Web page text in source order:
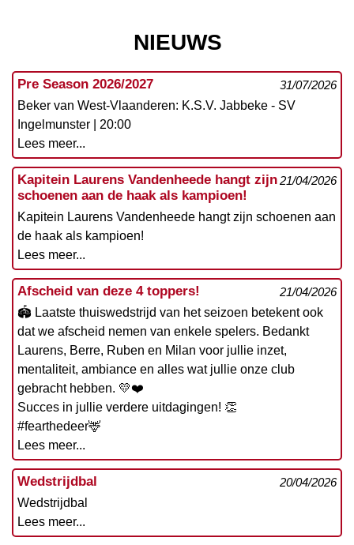
NIEUWS
Pre Season 2026/2027
31/07/2026
Beker van West-Vlaanderen: K.S.V. Jabbeke - SV
Ingelmunster | 20:00
Lees meer...
Kapitein Laurens Vandenheede hangt zijn
schoenen aan de haak als kampioen!
21/04/2026
Kapitein Laurens Vandenheede hangt zijn schoenen aan
de haak als kampioen!
Lees meer...
Afscheid van deze 4 toppers!
21/04/2026
🏟️ Laatste thuiswedstrijd van het seizoen betekent ook
dat we afscheid nemen van enkele spelers. Bedankt
Laurens, Berre, Ruben en Milan voor jullie inzet,
mentaliteit, ambiance en alles wat jullie onze club
gebracht hebben. 💛❤️
Succes in jullie verdere uitdagingen! 👏
#fearthedeer🦌
Lees meer...
Wedstrijdbal
20/04/2026
Wedstrijdbal
Lees meer...